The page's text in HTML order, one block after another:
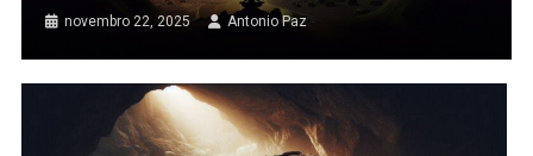
novembro 22, 2025 Antonio Paz